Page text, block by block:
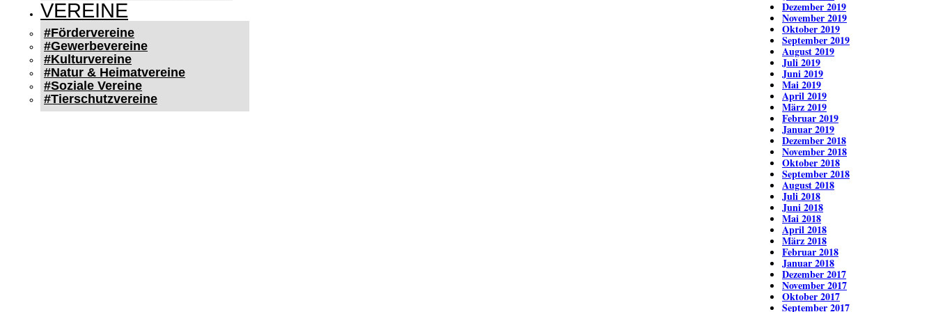
VEREINE
#Fördervereine
#Gewerbevereine
#Kulturvereine
#Natur & Heimatvereine
#Soziale Vereine
#Tierschutzvereine
Dezember 2019
November 2019
Oktober 2019
September 2019
August 2019
Juli 2019
Juni 2019
Mai 2019
April 2019
März 2019
Februar 2019
Januar 2019
Dezember 2018
November 2018
Oktober 2018
September 2018
August 2018
Juli 2018
Juni 2018
Mai 2018
April 2018
März 2018
Februar 2018
Januar 2018
Dezember 2017
November 2017
Oktober 2017
September 2017